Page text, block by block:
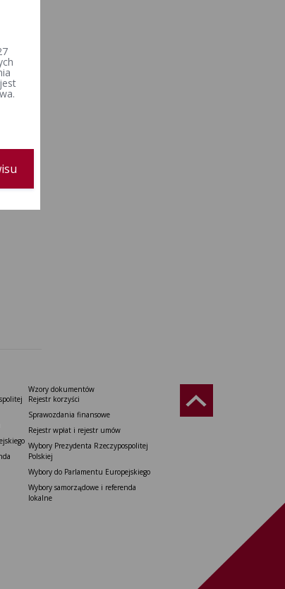
Wzory dokumentów
Rejestr korzyści
Sprawozdania finansowe
Rejestr wpłat i rejestr umów
Wybory Prezydenta Rzeczypospolitej
Polskiej
Wybory do Parlamentu Europejskiego
Wybory samorządowe i referenda
lokalne